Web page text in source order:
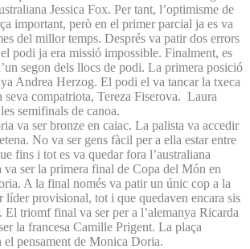
Jessica Fox. Per tant, l’optimisme de
important, però en el primer parcial ja es va
del millor temps. Després va patir dos errors
podi ja era missió impossible. Finalment, es
segon dels llocs de podi. La primera posició
Andrea Herzog. El podi el va tancar la txeca
seva compatriota, Tereza Fiserova. Laura
semifinals de canoa.
va ser bronze en caiac. La palista va accedir
No va ser gens fàcil per a ella estar entre
fins i tot es va quedar fora l’australiana
va ser la primera final de Copa del Món en
A la final només va patir un únic cop a la
líder provisional, tot i que quedaven encara sis
El triomf final va ser per a l’alemanya Ricarda
la francesa Camille Prigent. La plaça
pensament de Monica Doria.